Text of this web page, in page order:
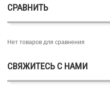
СРАВНИТЬ
Нет товаров для сравнения
СВЯЖИТЕСЬ С НАМИ